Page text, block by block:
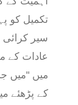
تکمیل کو
سیر
عادات کے
میں "میں
کے پڑھئے